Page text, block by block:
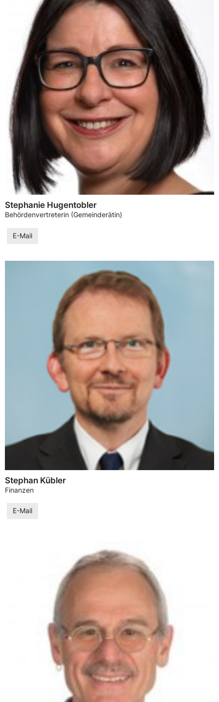
Stephanie Hugentobler
Behördenvertreterin (Gemeinderätin)
E-Mail
Stephan Kübler
Finanzen
E-Mail